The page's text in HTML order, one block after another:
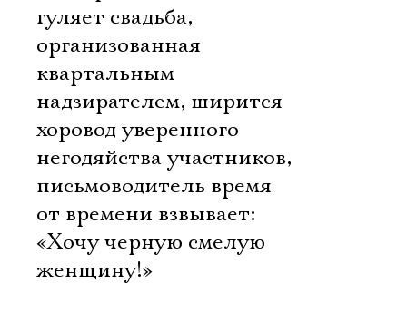
гуляет свадьба,
организованная
квартальным
надзирателем, ширится
хоровод уверенного
негодяйства участников,
письмоводитель время
от времени взвывает:
«Хочу черную смелую
женщину!»